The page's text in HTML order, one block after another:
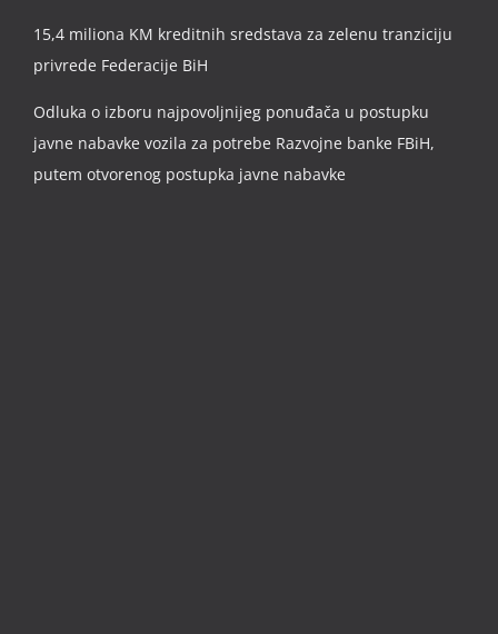
15,4 miliona KM kreditnih sredstava za zelenu tranziciju
privrede Federacije BiH
Odluka o izboru najpovoljnijeg ponuđača u postupku
javne nabavke vozila za potrebe Razvojne banke FBiH,
putem otvorenog postupka javne nabavke